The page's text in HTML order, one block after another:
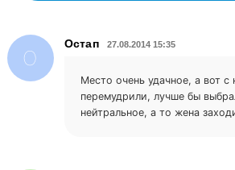
Остап 27.08.2014 15:35
Место очень удачное, а вот с
перемудрили, лучше бы
нейтральное, а то жена